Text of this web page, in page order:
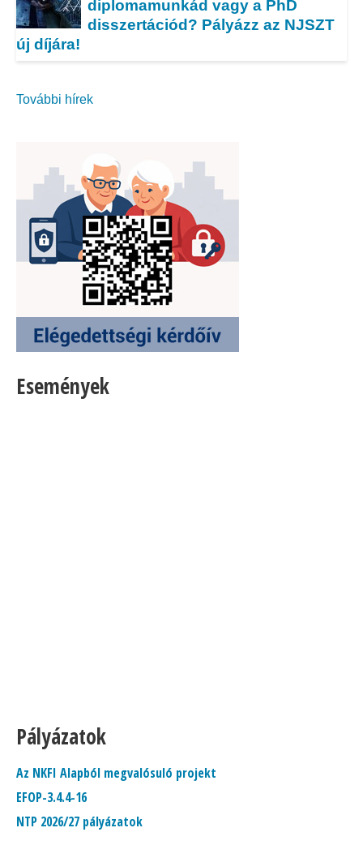
diplomamunkád vagy a PhD
disszertációd? Pályázz az NJSZT
új díjára!
További hírek
Események
Pályázatok
Az NKFI Alapból megvalósuló projekt
EFOP-3.4.4-16
NTP 2026/27 pályázatok